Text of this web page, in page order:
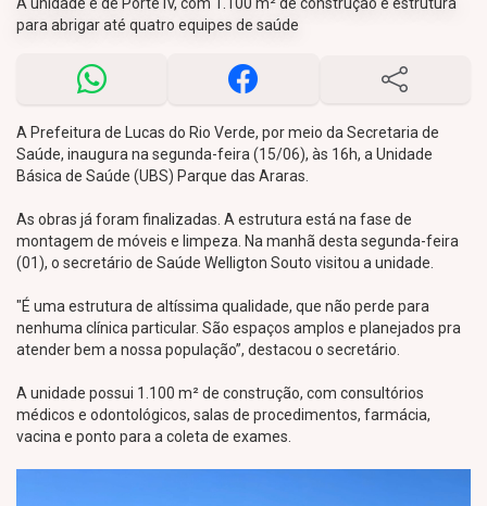
para abrigar até quatro equipes de saúde
A Prefeitura de Lucas do Rio Verde, por meio da Secretaria de
Saúde, inaugura na segunda-feira (15/06), às 16h, a Unidade
Básica de Saúde (UBS) Parque das Araras.
As obras já foram finalizadas. A estrutura está na fase de
montagem de móveis e limpeza. Na manhã desta segunda-feira
(01), o secretário de Saúde Welligton Souto visitou a unidade.
"É uma estrutura de altíssima qualidade, que não perde para
nenhuma clínica particular. São espaços amplos e planejados pra
atender bem a nossa população”, destacou o secretário.
A unidade possui 1.100 m² de construção, com consultórios
médicos e odontológicos, salas de procedimentos, farmácia,
vacina e ponto para a coleta de exames.